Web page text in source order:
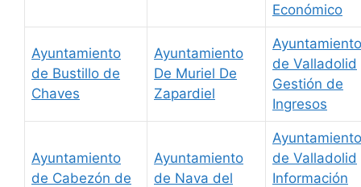
Económico
Ayuntamiento
de Bustillo de
Chaves
Ayuntamiento
De Muriel De
Zapardiel
Ayuntamiento
de Valladolid
Gestión de
Ingresos
Ayuntamiento
de Cabezón de
Ayuntamiento
de Nava del
Ayuntamiento
de Valladolid
Información